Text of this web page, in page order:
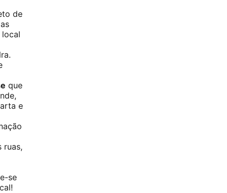
de
que
e
ruas,
se